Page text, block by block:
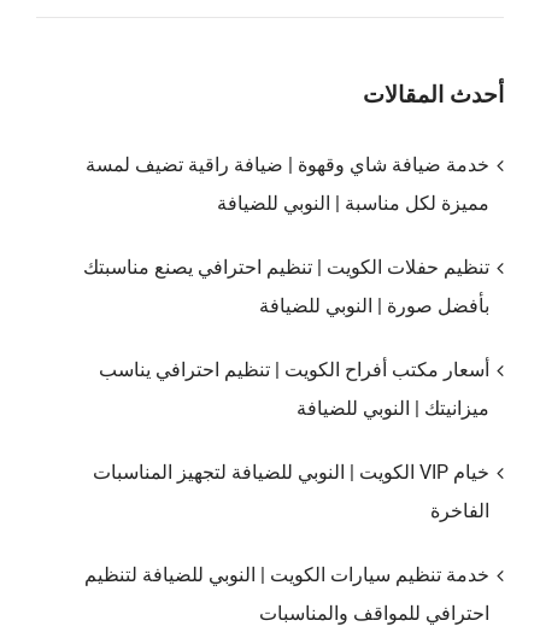
أحدث المقالات
خدمة ضيافة شاي وقهوة | ضيافة راقية تضيف لمسة
مميزة لكل مناسبة | النوبي للضيافة
تنظيم حفلات الكويت | تنظيم احترافي يصنع مناسبتك
بأفضل صورة | النوبي للضيافة
أسعار مكتب أفراح الكويت | تنظيم احترافي يناسب
ميزانيتك | النوبي للضيافة
خيام VIP الكويت | النوبي للضيافة لتجهيز المناسبات
الفاخرة
خدمة تنظيم سيارات الكويت | النوبي للضيافة لتنظيم
احترافي للمواقف والمناسبات